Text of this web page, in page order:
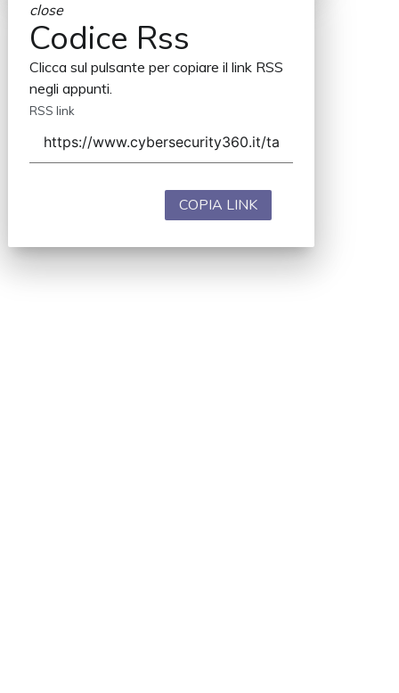
close
Codice Rss
Clicca sul pulsante per copiare il link RSS
negli appunti.
RSS link
COPIA LINK